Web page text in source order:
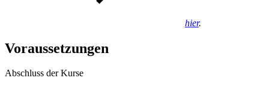
hier.
Voraussetzungen
Abschluss der Kurse